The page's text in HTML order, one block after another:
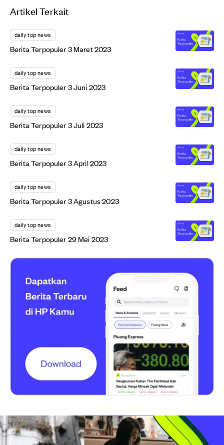
Artikel Terkait
daily top news
Berita Terpopuler 3 Maret 2023
daily top news
Berita Terpopuler 3 Juni 2023
daily top news
Berita Terpopuler 3 Juli 2023
daily top news
Berita Terpopuler 3 April 2023
daily top news
Berita Terpopuler 3 Agustus 2023
daily top news
Berita Terpopuler 29 Mei 2023